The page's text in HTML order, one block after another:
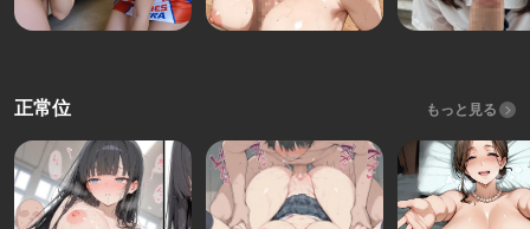
正常位 もっと見る